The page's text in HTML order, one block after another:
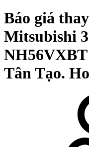
Báo giá
Mitsubishi
Tân Tạo.